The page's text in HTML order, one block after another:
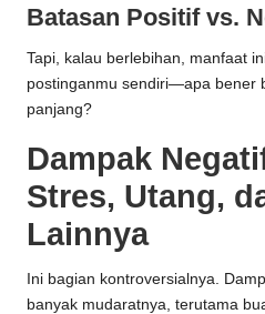
Batasan Positif vs.
Tapi, kalau berlebihan, manfaat
postinganmu sendiri—apa bener
panjang?
Dampak
Stres, Utang,
Lainnya
Ini bagian kontroversialnya.
banyak mudaratnya, terutama